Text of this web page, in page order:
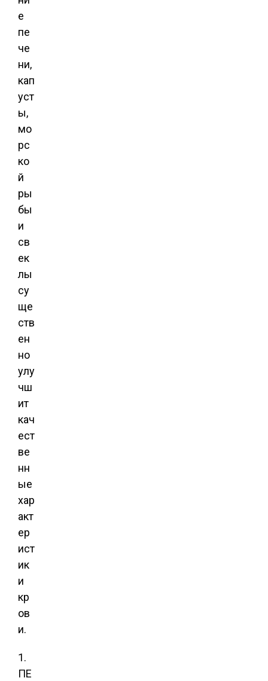
е
пе
че
ни,
кап
уст
ы,
мо
рс
ко
й
ры
бы
и
св
ек
лы
су
ще
ств
ен
но
улу
чш
ит
кач
ест
ве
нн
ые
хар
акт
ер
ист
ик
и
кр
ов
и.
1.
ПЕ